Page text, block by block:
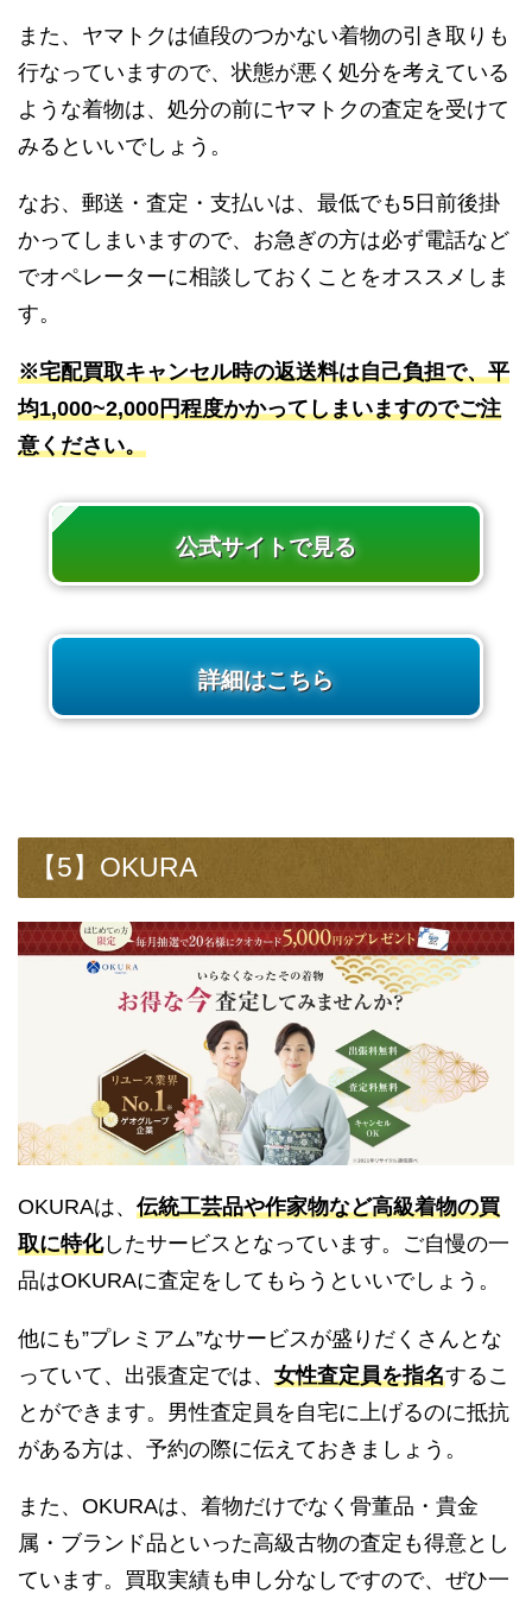
また、ヤマトクは値段のつかない着物の引き取りも
行なっていますので、状態が悪く処分を考えている
ような着物は、処分の前にヤマトクの査定を受けて
みるといいでしょう。
なお、郵送・査定・支払いは、最低でも5日前後掛
かってしまいますので、お急ぎの方は必ず電話など
でオペレーターに相談しておくことをオススメしま
す。
※宅配買取キャンセル時の返送料は自己負担で、平
均1,000~2,000円程度かかってしまいますのでご注
意ください。
公式サイトで見る
詳細はこちら
【5】OKURA
OKURAは、 伝統工芸品や作家物など高級着物の買
取に特化したサービスとなっています。ご自慢の一
品はOKURAに査定をしてもらうといいでしょう。
他にも”プレミアム”なサービスが盛りだくさんとな
っていて、出張査定では、 女性査定員を指名するこ
とができます。男性査定員を自宅に上げるのに抵抗
がある方は、予約の際に伝えておきましょう。
また、OKURAは、着物だけでなく骨董品・貴金
属・ブランド品といった高級古物の査定も得意とし
ています。買取実績も申し分なしですので、ぜひ一